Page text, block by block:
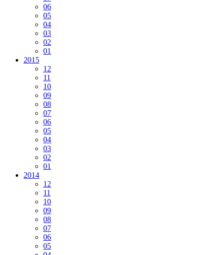
06
05
04
03
02
01
2015
12
11
10
09
08
07
06
05
04
03
02
01
2014
12
11
10
09
08
07
06
05